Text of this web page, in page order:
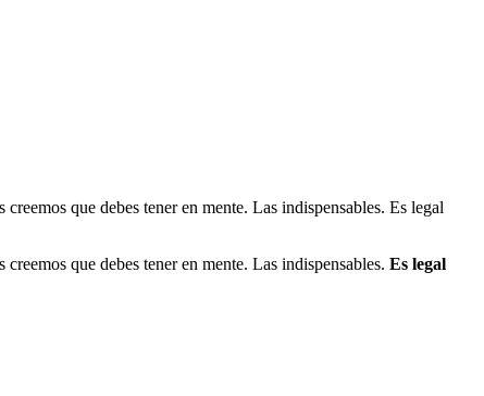
que debes tener en mente. Las indispensables. Es legal
que debes tener en mente. Las indispensables. Es legal